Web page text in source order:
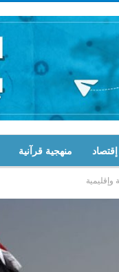
إقتصاد منهجية قرآنية